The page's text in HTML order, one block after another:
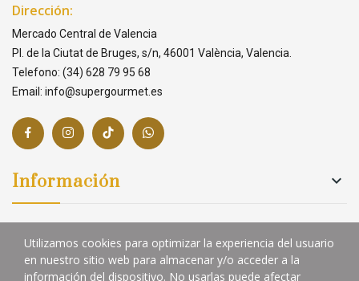
Dirección:
Mercado Central de Valencia
Pl. de la Ciutat de Bruges, s/n, 46001 València, Valencia.
Telefono: (34) 628 79 95 68
Email: info@supergourmet.es
Información 
Links
Utilizamos cookies para optimizar la experiencia del usuario
en nuestro sitio web para almacenar y/o acceder a la
información del dispositivo. No usarlas puede afectar